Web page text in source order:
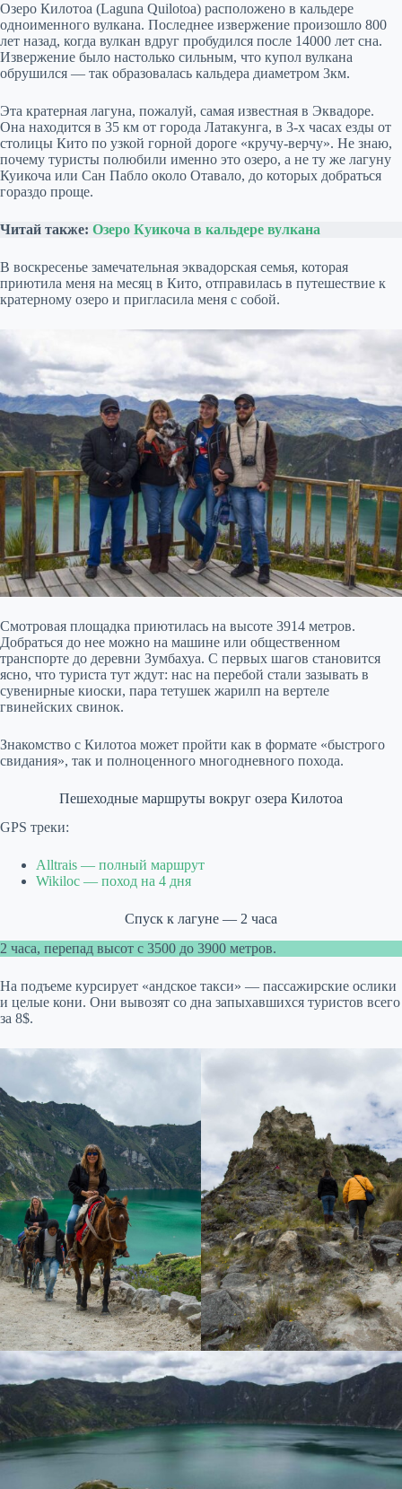
Озеро Килотоа (Laguna Quilotoa) расположено в кальдере
одноименного вулкана. Последнее извержение произошло 800
лет назад, когда вулкан вдруг пробудился после 14000 лет сна.
Извержение было настолько сильным, что купол вулкана
обрушился — так образовалась кальдера диаметром 3км.
Эта кратерная лагуна, пожалуй, самая известная в Эквадоре.
Она находится в 35 км от города Латакунга, в 3-х часах езды от
столицы Кито по узкой горной дороге «кручу-верчу». Не знаю,
почему туристы полюбили именно это озеро, а не ту же лагуну
Куикоча или Сан Пабло около Отавало, до которых добраться
гораздо проще.
Читай также: Озеро Куикоча в кальдере вулкана
В воскресенье замечательная эквадорская семья, которая
приютила меня на месяц в Кито, отправилась в путешествие к
кратерному озеро и пригласила меня с собой.
Смотровая площадка приютилась на высоте 3914 метров.
Добраться до нее можно на машине или общественном
транспорте до деревни Зумбахуа. С первых шагов становится
ясно, что туриста тут ждут: нас на перебой стали зазывать в
сувенирные киоски, пара тетушек жарилп на вертеле
гвинейских свинок.
Знакомство с Килотоа может пройти как в формате «быстрого
свидания», так и полноценного многодневного похода.
Пешеходные маршруты вокруг озера Килотоа
GPS треки:
Alltrais — полный маршрут
Wikiloc — поход на 4 дня
Спуск к лагуне — 2 часа
2 часа, перепад высот с 3500 до 3900 метров.
На подъеме курсирует «андское такси» — пассажирские ослики
и целые кони. Они вывозят со дна запыхавшихся туристов всего
за 8$.